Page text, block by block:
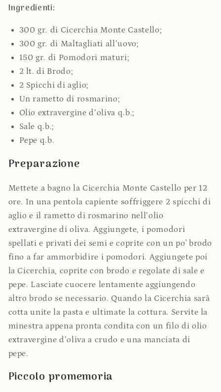
Ingredienti:
300 gr. di Cicerchia Monte Castello;
300 gr. di Maltagliati all’uovo;
150 gr. di Pomodori maturi;
2 lt. di Brodo;
2 Spicchi di aglio;
Un rametto di rosmarino;
Olio extravergine d’oliva q.b.;
Sale q.b.;
Pepe q.b.
Preparazione
Mettete a bagno la Cicerchia Monte Castello per 12
ore. In una pentola capiente soffriggere 2 spicchi di
aglio e il rametto di rosmarino nell’olio
extravergine di oliva. Aggiungete, i pomodori
spellati e privati dei semi e coprite con un po' brodo
fino a far ammorbidire i pomodori. Aggiungete poi
la Cicerchia, coprite con brodo e regolate di sale e
pepe. Lasciate cuocere lentamente aggiungendo
altro brodo se necessario. Quando la Cicerchia sarà
cotta unite la pasta e ultimate la cottura. Servite la
minestra appena pronta condita con un filo di olio
extravergine d’oliva a crudo e una manciata di
pepe.
Piccolo promemoria